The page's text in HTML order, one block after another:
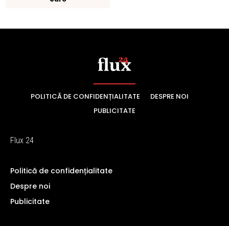
POLITICĂ DE CONFIDENȚIALITATE
DESPRE NOI
PUBLICITATE
Flux 24
Politică de confidențialitate
Despre noi
Publicitate